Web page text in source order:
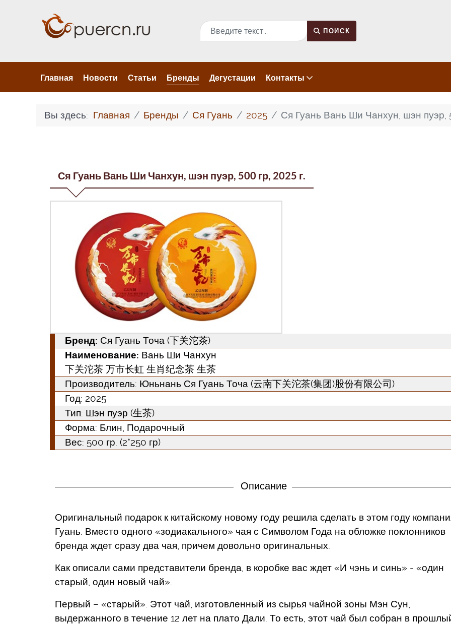
Поиск ПОИСК
Главная Новости Статьи Бренды Дегустации Контакты
Вы здесь: Главная Бренды Ся Гуань 2025 Ся Гуань Вань Ши Чанхун, шэн пуэр,
Ся Гуань Вань Ши Чанхун, шэн пуэр, 500 гр, 2025 г.
Бренд: Ся Гуань Точа (下关沱茶)
Наименование: Вань Ши Чанхун
下关沱茶 万市长虹 生肖纪念茶 生茶
Производитель: Юньнань Ся Гуань Точа (云南下关沱茶(集团)股份有限公司)
Год: 2025
Тип: Шэн пуэр (生茶)
Форма: Блин, Подарочный
Вес: 500 гр. (2*250 гр)
Описание
Оригинальный подарок к китайскому новому году решила сделать в этом году
Гуань. Вместо одного «зодиакального» чая с Символом Года на обложке поклонников
бренда ждет сразу два чая, причем довольно оригинальных.
Как описали сами представители бренда, в коробке вас ждет «И чэнь и синь» - «один
старый, один новый чай».
Первый – «старый». Этот чай, изготовленный из сырья чайной зоны Мэн Сун,
выдержанного в течение 12 лет на плато Дали. То есть, этот чай был собран в